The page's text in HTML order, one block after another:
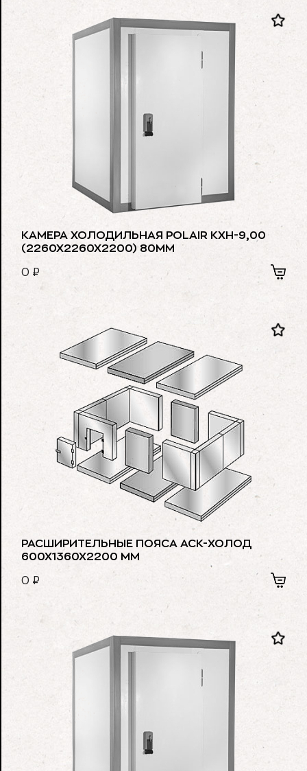
КАМЕРА ХОЛОДИЛЬНАЯ POLAIR КХН-9,00
(2260Х2260Х2200) 80ММ
0 ₽
РАСШИРИТЕЛЬНЫЕ ПОЯСА АСК-ХОЛОД
600Х1360Х2200 ММ
0 ₽